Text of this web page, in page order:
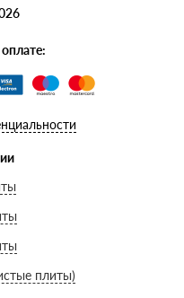
плиты)